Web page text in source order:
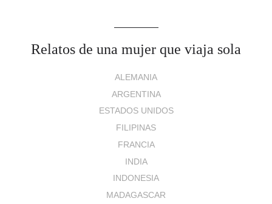
Relatos de una mujer que viaja sola
ALEMANIA
ARGENTINA
ESTADOS UNIDOS
FILIPINAS
FRANCIA
INDIA
INDONESIA
MADAGASCAR